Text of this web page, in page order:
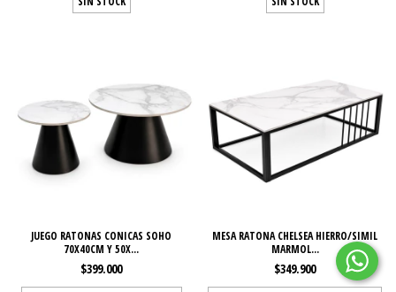
JUEGO RATONAS CONICAS SOHO
70X40CM Y 50X...
$399.000
MESA RATONA CHELSEA HIERRO/SIMIL
MARMOL...
$349.900